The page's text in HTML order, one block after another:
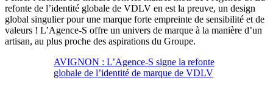
refonte de l’identité globale de VDLV en est la preuve, un design
global singulier pour une marque forte empreinte de sensibilité et de
valeurs ! L’Agence-S offre un univers de marque à la manière d’un
artisan, au plus proche des aspirations du Groupe.
AVIGNON : L’Agence-S signe la refonte
globale de l’identité de marque de VDLV